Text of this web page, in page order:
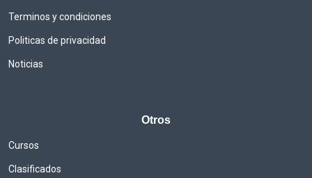
Terminos y condiciones
Politicas de privacidad
Noticias
Otros
Cursos
Clasificados